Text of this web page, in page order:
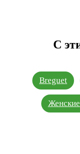
С
Breguet